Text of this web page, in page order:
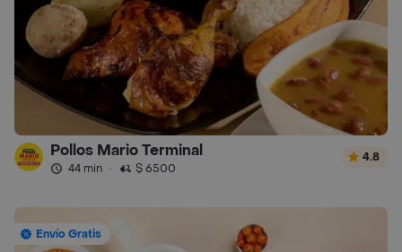
Pollos Mario Terminal
44 min · $ 6500
4.8
Envío Gratis